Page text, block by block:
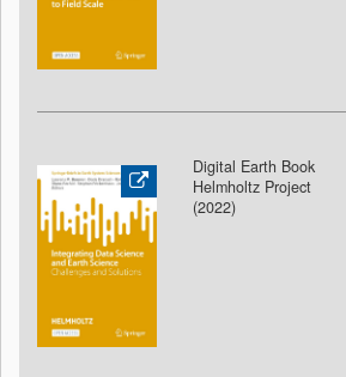
Digital Earth Book
Helmholtz Project
(2022)